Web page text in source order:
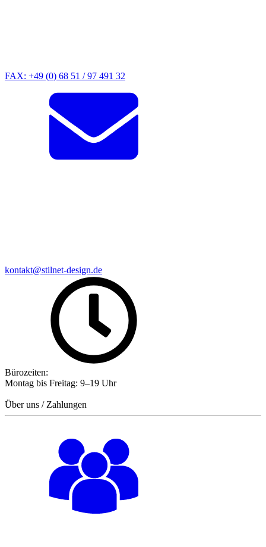
FAX: +49 (0) 68 51 / 97 491 32
kontakt@stilnet-design.de
Bürozeiten:
Montag bis Freitag: 9–19 Uhr
Über uns / Zahlungen